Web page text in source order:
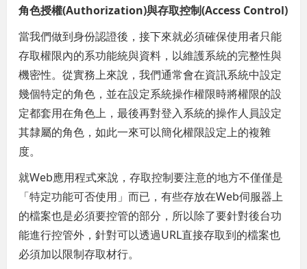
角色授權(Authorization)與存取控制(Access Control)
當我們做到身份認證後，接下來就必須確保使用者只能
存取權限內的系功能統與資料，以維護系統的完整性與
機密性。從實務上來說，我們通常會在資訊系統中設定
幾個特定的角色，並在設定系統操作權限時將權限的設
定都套用在角色上，最後再對登入系統的操作人員設定
其隸屬的角色，如此一來可以簡化權限設定上的複雜
度。
就Web應用程式來說，存取控制要注意的地方不僅僅是
「特定功能可否使用」而已，有些存放在Web伺服器上
的檔案也是必須要控管的部分，所以除了要針對後台功
能進行控管外，針對可以透過URL直接存取到的檔案也
必須加以限制存取材行。